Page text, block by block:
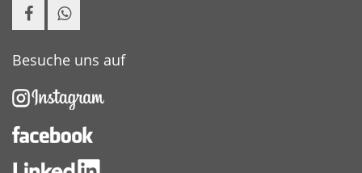
Besuche uns auf